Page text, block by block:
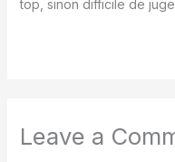
top, sinon difficile de
Leave a